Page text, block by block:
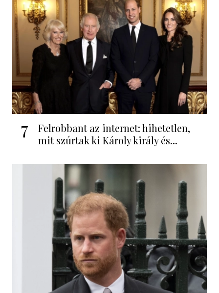
7
Felrobbant az internet: hihetetlen,
mit szúrtak ki Károly király és...